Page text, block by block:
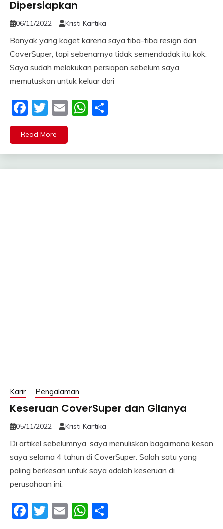
Dipersiapkan
06/11/2022 Kristi Kartika
Banyak yang kaget karena saya tiba-tiba resign dari
CoverSuper, tapi sebenarnya tidak semendadak itu kok.
Saya sudah melakukan persiapan sebelum saya
memutuskan untuk keluar dari
Facebook
Twitter
EmailWhatsApp
Read More
Karir Pengalaman
Keseruan CoverSuper dan Gilanya
05/11/2022 Kristi Kartika
Di artikel sebelumnya, saya menuliskan bagaimana kesan
saya selama 4 tahun di CoverSuper. Salah satu yang
paling berkesan untuk saya adalah keseruan di
perusahaan ini.
Facebook
Twitter
EmailWhatsApp